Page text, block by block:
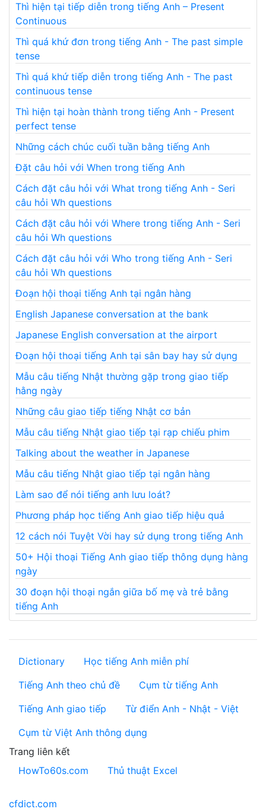
Thì hiện tại tiếp diễn trong tiếng Anh – Present
Continuous
Thì quá khứ đơn trong tiếng Anh - The past simple
tense
Thì quá khứ tiếp diễn trong tiếng Anh - The past
continuous tense
Thì hiện tại hoàn thành trong tiếng Anh - Present
perfect tense
Những cách chúc cuối tuần bằng tiếng Anh
Đặt câu hỏi với When trong tiếng Anh
Cách đặt câu hỏi với What trong tiếng Anh - Seri
câu hỏi Wh questions
Cách đặt câu hỏi với Where trong tiếng Anh - Seri
câu hỏi Wh questions
Cách đặt câu hỏi với Who trong tiếng Anh - Seri
câu hỏi Wh questions
Đoạn hội thoại tiếng Anh tại ngân hàng
English Japanese conversation at the bank
Japanese English conversation at the airport
Đoạn hội thoại tiếng Anh tại sân bay hay sử dụng
Mẫu câu tiếng Nhật thường gặp trong giao tiếp
hằng ngày
Những câu giao tiếp tiếng Nhật cơ bản
Mẫu câu tiếng Nhật giao tiếp tại rạp chiếu phim
Talking about the weather in Japanese
Mẫu câu tiếng Nhật giao tiếp tại ngân hàng
Làm sao để nói tiếng anh lưu loát?
Phương pháp học tiếng Anh giao tiếp hiệu quả
12 cách nói Tuyệt Vời hay sử dụng trong tiếng Anh
50+ Hội thoại Tiếng Anh giao tiếp thông dụng hàng
ngày
30 đoạn hội thoại ngắn giữa bố mẹ và trẻ bằng
tiếng Anh
Dictionary
Học tiếng Anh miễn phí
Tiếng Anh theo chủ đề
Cụm từ tiếng Anh
Tiếng Anh giao tiếp
Từ điển Anh - Nhật - Việt
Cụm từ Việt Anh thông dụng
Trang liên kết
HowTo60s.com
Thủ thuật Excel
cfdict.com